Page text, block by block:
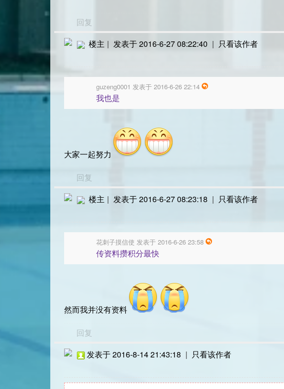
回复
楼主 | 发表于 2016-6-27 08:22:40 | 只看该作者
guzeng0001 发表于 2016-6-26 22:14
我也是
大家一起努力
回复
楼主 | 发表于 2016-6-27 08:23:18 | 只看该作者
花刺子摸信使 发表于 2016-6-26 23:58
传资料攒积分最快
然而我并没有资料
回复
发表于 2016-8-14 21:43:18 | 只看该作者